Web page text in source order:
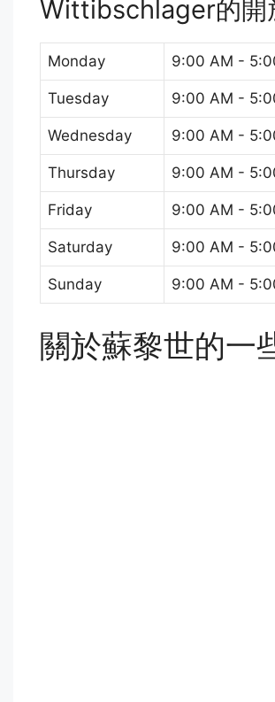
Wittibschlager的開
Monday 9:00 AM -
Tuesday 9:00 AM -
Wednesday 9:00 AM -
Thursday 9:00 AM -
Friday 9:00 AM -
Saturday 9:00 AM -
Sunday 9:00 AM -
關於蘇黎世的一